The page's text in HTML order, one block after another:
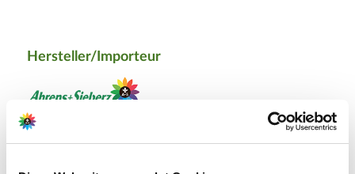
Hersteller/Importeur
Ahrens+Sieberz GmbH &
Hauptstr. 440